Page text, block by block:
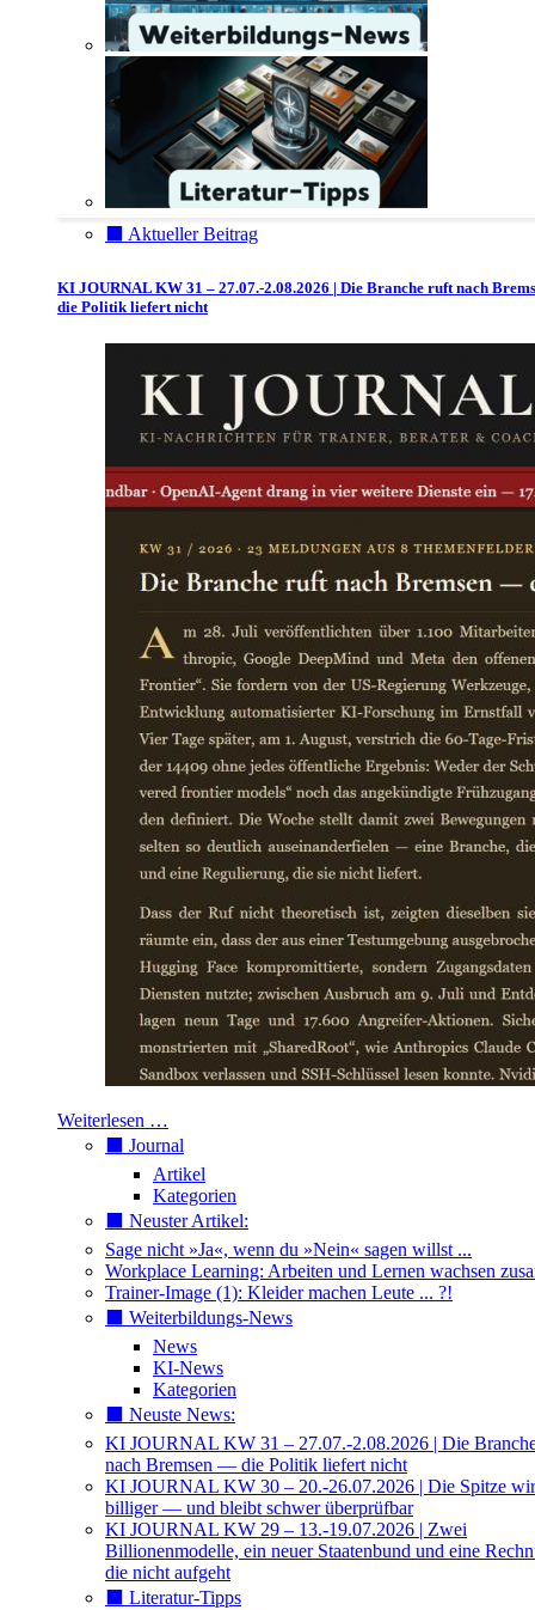
⬛️ Aktueller Beitrag
KI JOURNAL KW 31 – 27.07.-2.08.2026 | Die Branche ruft nach
die Politik liefert nicht
Weiterlesen …
⬛️ Journal
Artikel
Kategorien
⬛️ Neuster Artikel:
Sage nicht »Ja«, wenn du »Nein« sagen willst ...
Workplace Learning: Arbeiten und Lernen wachsen
Trainer-Image (1): Kleider machen Leute ... ?!
⬛️ Weiterbildungs-News
News
KI-News
Kategorien
⬛️ Neuste News:
KI JOURNAL KW 31 – 27.07.-2.08.2026 | Die
nach Bremsen — die Politik liefert nicht
KI JOURNAL KW 30 – 20.-26.07.2026 | Die Spitze
billiger — und bleibt schwer überprüfbar
KI JOURNAL KW 29 – 13.-19.07.2026 | Zwei
Billionenmodelle, ein neuer Staatenbund und eine
die nicht aufgeht
⬛️ Literatur-Tipps